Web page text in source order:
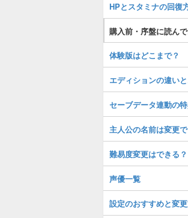
HPとスタミナの回復
購入前・序盤に読ん
体験版はどこまで？
エディションの違い
セーブデータ連動の
主人公の名前は変更
難易度変更はできる？
声優一覧
設定のおすすめと変